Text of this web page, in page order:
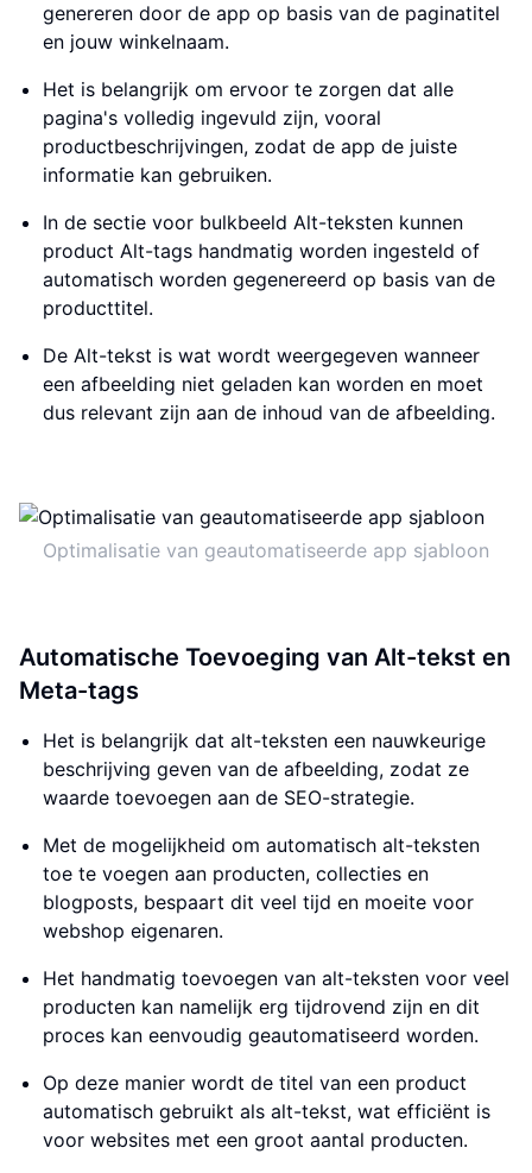
genereren door de app op basis van de paginatitel
en jouw winkelnaam.
Het is belangrijk om ervoor te zorgen dat alle
pagina's volledig ingevuld zijn, vooral
productbeschrijvingen, zodat de app de juiste
informatie kan gebruiken.
In de sectie voor bulkbeeld Alt-teksten kunnen
product Alt-tags handmatig worden ingesteld of
automatisch worden gegenereerd op basis van de
producttitel.
De Alt-tekst is wat wordt weergegeven wanneer
een afbeelding niet geladen kan worden en moet
dus relevant zijn aan de inhoud van de afbeelding.
Optimalisatie van geautomatiseerde app sjabloon
Automatische Toevoeging van Alt-tekst en
Meta-tags
Het is belangrijk dat alt-teksten een nauwkeurige
beschrijving geven van de afbeelding, zodat ze
waarde toevoegen aan de SEO-strategie.
Met de mogelijkheid om automatisch alt-teksten
toe te voegen aan producten, collecties en
blogposts, bespaart dit veel tijd en moeite voor
webshop eigenaren.
Het handmatig toevoegen van alt-teksten voor veel
producten kan namelijk erg tijdrovend zijn en dit
proces kan eenvoudig geautomatiseerd worden.
Op deze manier wordt de titel van een product
automatisch gebruikt als alt-tekst, wat efficiënt is
voor websites met een groot aantal producten.